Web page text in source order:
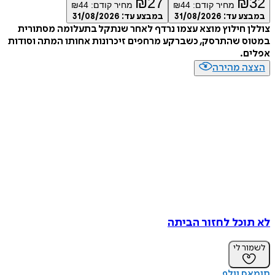
מחיר קודם: ₪44
עד:31/08/2026
מחיר קודם: ₪44
במבצע עד:31/08/2026
חילוץ מוצא עצמו נרדף לאחר שנתקל בתעלומה מסתורית
שהתרסק, כשברקע מרחפים זיכרונות אחותו המתה וסודות
מהירה
לחזור הביתה
לי